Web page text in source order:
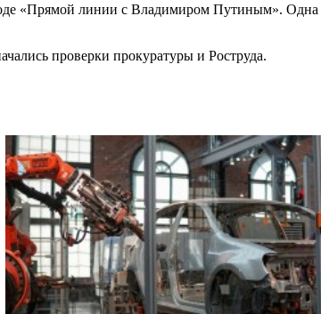
«Прямой линии с Владимиром Путиным». Одна
проверки прокуратуры и Роструда.